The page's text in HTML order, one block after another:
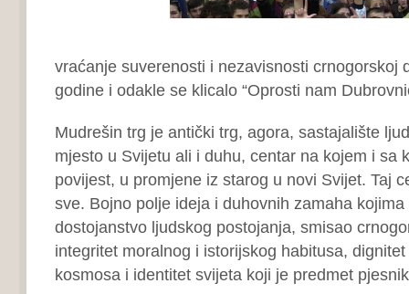
vraćanje suverenosti i nezavisnosti crnogorskoj
godine i odakle se klicalo “Oprosti nam
Mudrešin trg je antički trg, agora, sastajalište
mjesto u Svijetu ali i duhu, centar na kojem i sa
povijest, u promjene iz starog u novi Svijet. Taj
sve. Bojno polje ideja i duhovnih zamaha
dostojanstvo ljudskog postojanja, smisao
integritet moralnog i istorijskog habitusa,
kosmosa i identitet svijeta koji je predmet